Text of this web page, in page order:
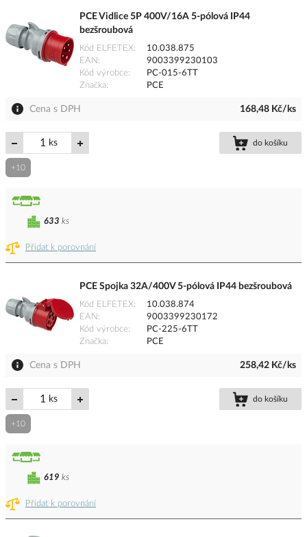
PCE Vidlice 5P 400V/16A 5-pólová IP44
bezšroubová
Kód ELFETEX
10.038.875
EAN
9003399230103
Kód výrobce
PC-015-6TT
Značka
PCE
Cena s DPH 168,48 Kč/ks
ks do košíku
+10
Přidat k porovnání
633 ks
PCE Spojka 32A/400V 5-pólová IP44 bezšroubová
Kód ELFETEX
10.038.874
EAN
9003399230172
Kód výrobce
PC-225-6TT
Značka
PCE
Cena s DPH 258,42 Kč/ks
ks do košíku
+10
Přidat k porovnání
619 ks